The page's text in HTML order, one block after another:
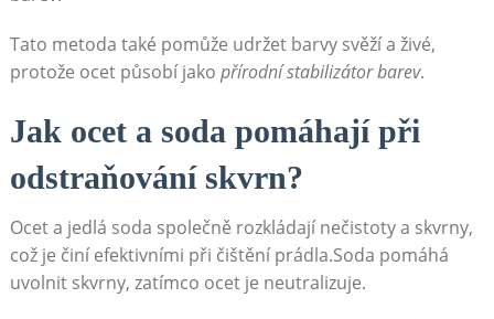
Tato metoda také pomůže udržet barvy svěží a živé,
protože ocet působí jako přírodní stabilizátor barev.
Jak ocet a soda pomáhají při
odstraňování skvrn?
Ocet a jedlá soda společně ⁤rozkládají nečistoty a skvrny,
⁣což je činí​ efektivními při⁤ čištění prádla.Soda pomáhá
uvolnit ⁣skvrny, zatímco​ ocet je neutralizuje.